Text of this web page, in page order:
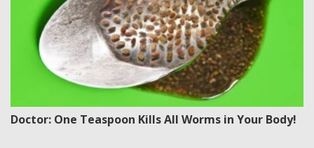
Doctor: One Teaspoon Kills All Worms in Your Body!